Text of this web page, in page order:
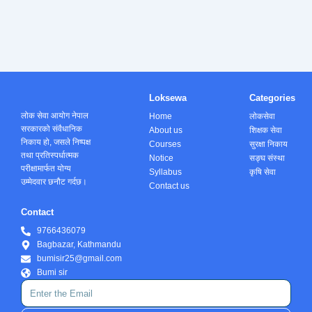
लोक सेवा आयोग नेपाल
सरकारको संवैधानिक
निकाय हो, जसले निष्पक्ष
तथा प्रतिस्पर्धात्मक
परीक्षामार्फत योग्य
उम्मेदवार छनौट गर्दछ।
Loksewa
Home
About us
Courses
Notice
Syllabus
Contact us
Categories
लोकसेवा
शिक्षक सेवा
सुरक्षा निकाय
सङ्घ संस्था
कृषि सेवा
Contact
9766436079
Bagbazar, Kathmandu
bumisir25@gmail.com
Bumi sir